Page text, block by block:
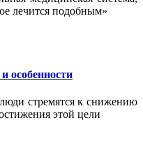
лечится подобным»
особенности
стремятся к снижению
этой цели